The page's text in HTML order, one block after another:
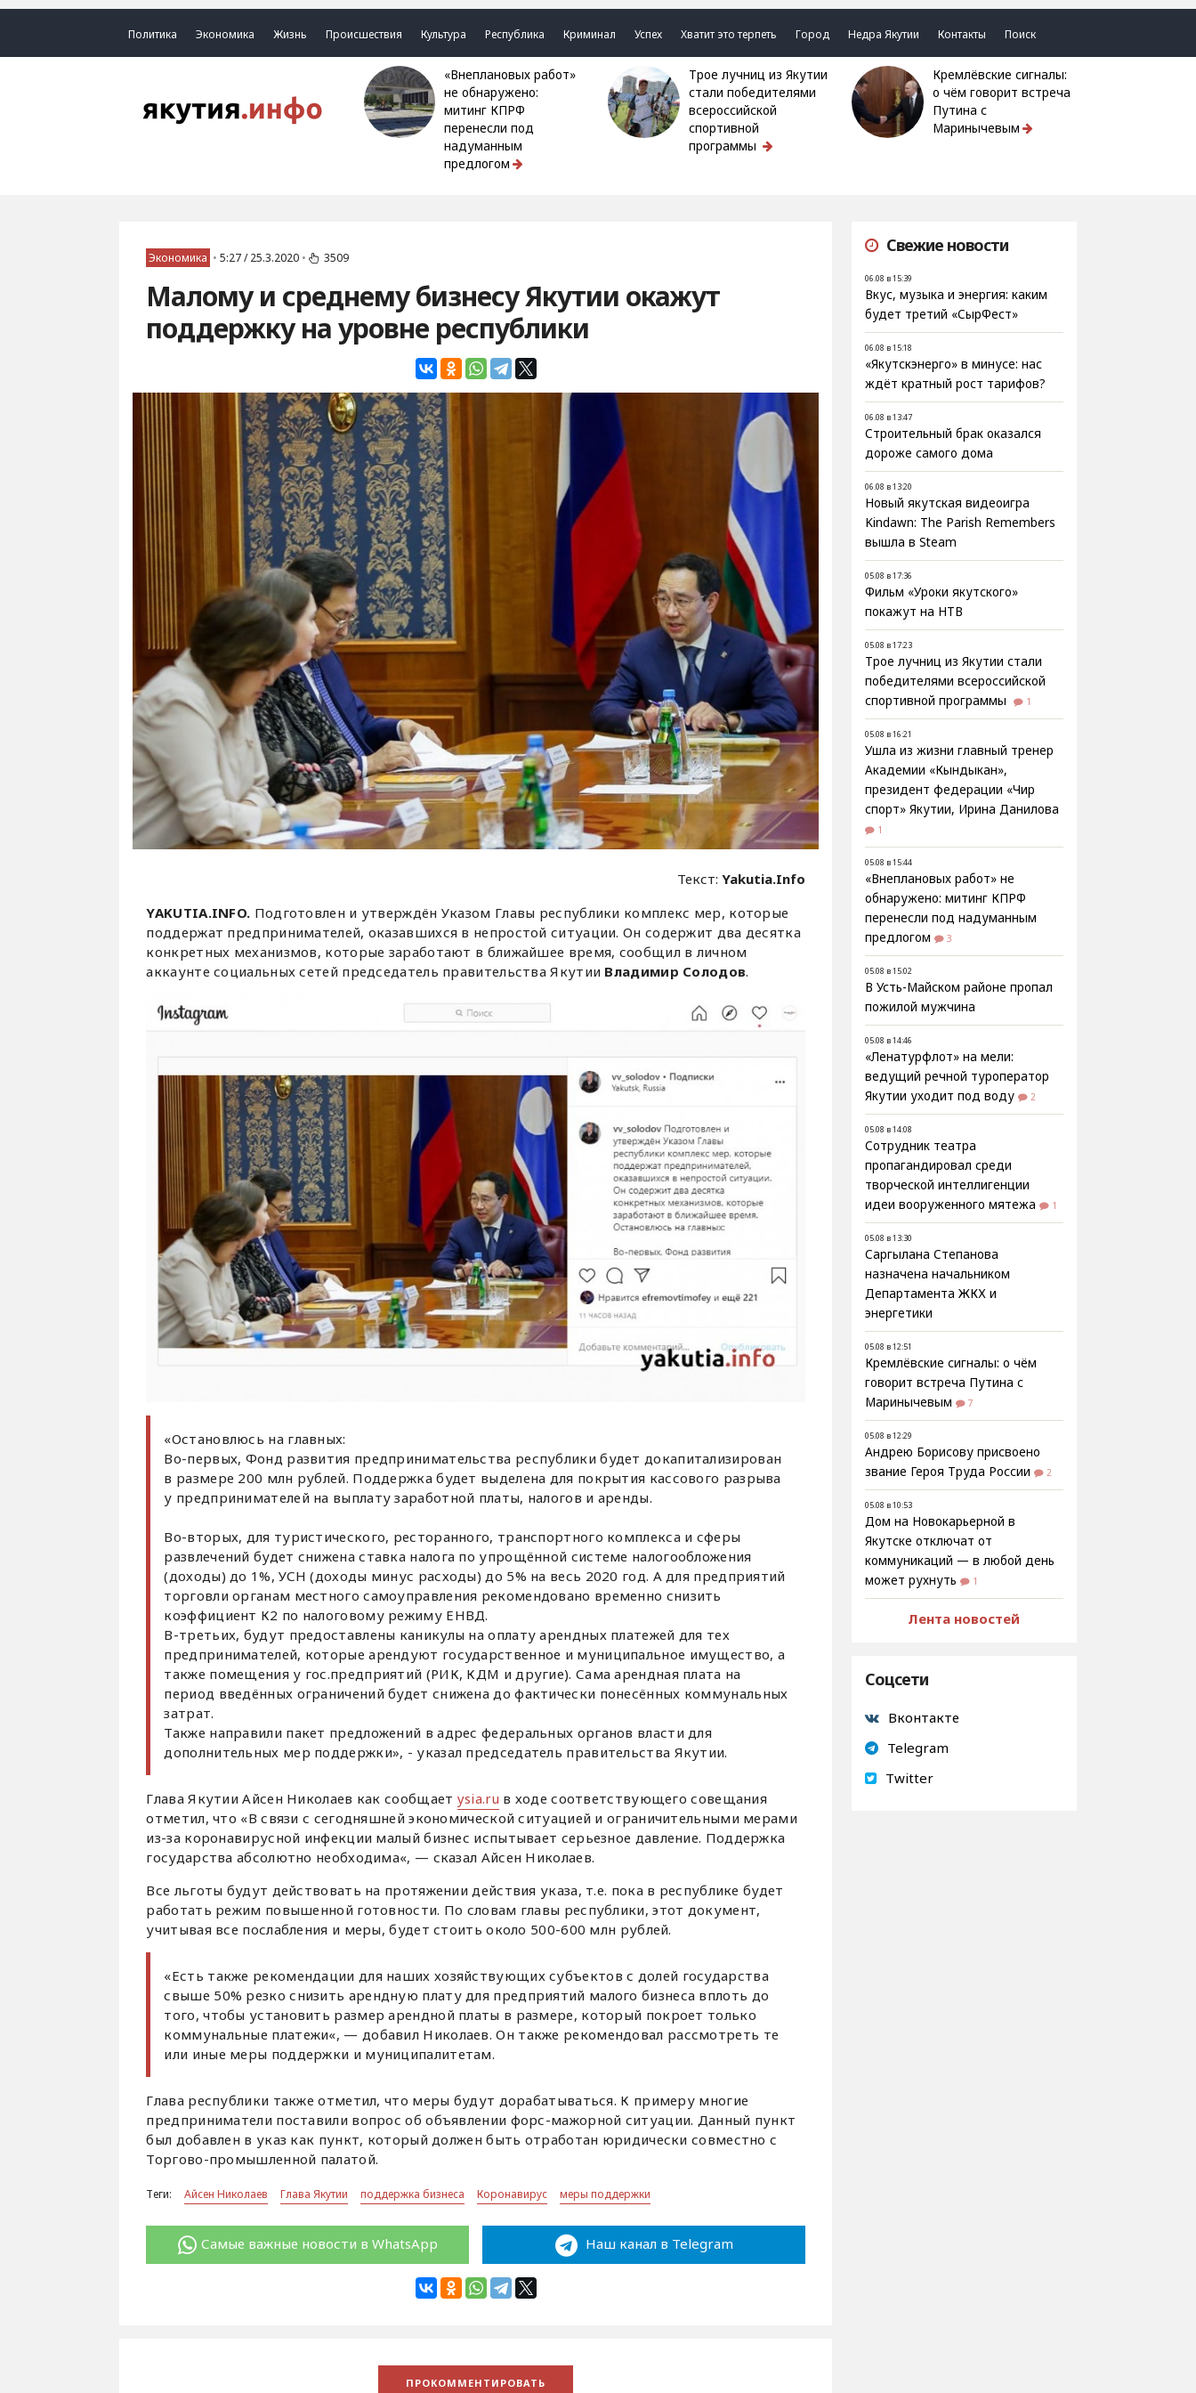
Политика Экономика Жизнь Происшествия Культура Республика Криминал Успех Хватит это терпеть Город Недра Якутии Контакты Поиск
«Внеплановых работ»
не обнаружено:
митинг КПРФ
перенесли под
надуманным
предлогом
Трое лучниц из Якутии
стали победителями
всероссийской
спортивной
программы
Кремлёвские сигналы:
о чём говорит встреча
Путина с
Маринычевым
Экономика • 5:27 / 25.3.2020 • 3509
Малому и среднему бизнесу Якутии окажут
поддержку на уровне республики
Текст:Yakutia.Info
YAKUTIA.INFO. Подготовлен и утверждён Указом Главы республики комплекс мер, которые
поддержат предпринимателей, оказавшихся в непростой ситуации. Он содержит два десятка
конкретных механизмов, которые заработают в ближайшее время, сообщил в личном
аккаунте социальных сетей председатель правительства Якутии Владимир Солодов.
«Остановлюсь на главных:
Во-первых, Фонд развития предпринимательства республики будет докапитализирован
в размере 200 млн рублей. Поддержка будет выделена для покрытия кассового разрыва
у предпринимателей на выплату заработной платы, налогов и аренды.
Во-вторых, для туристического, ресторанного, транспортного комплекса и сферы
развлечений будет снижена ставка налога по упрощённой системе налогообложения
(доходы) до 1%, УСН (доходы минус расходы) до 5% на весь 2020 год. А для предприятий
торговли органам местного самоуправления рекомендовано временно снизить
коэффициент К2 по налоговому режиму ЕНВД.
В-третьих, будут предоставлены каникулы на оплату арендных платежей для тех
предпринимателей, которые арендуют государственное и муниципальное имущество, а
также помещения у гос.предприятий (РИК, КДМ и другие). Сама арендная плата на
период введённых ограничений будет снижена до фактически понесённых коммунальных
затрат.
Также направили пакет предложений в адрес федеральных органов власти для
дополнительных мер поддержки», - указал председатель правительства Якутии.
Глава Якутии Айсен Николаев как сообщает ysia.ru в ходе соответствующего совещания
отметил, что «В связи с сегодняшней экономической ситуацией и ограничительными мерами
из-за коронавирусной инфекции малый бизнес испытывает серьезное давление. Поддержка
государства абсолютно необходима«, — сказал Айсен Николаев.
Все льготы будут действовать на протяжении действия указа, т.е. пока в республике будет
работать режим повышенной готовности. По словам главы республики, этот документ,
учитывая все послабления и меры, будет стоить около 500-600 млн рублей.
«Есть также рекомендации для наших хозяйствующих субъектов с долей государства
свыше 50% резко снизить арендную плату для предприятий малого бизнеса вплоть до
того, чтобы установить размер арендной платы в размере, который покроет только
коммунальные платежи«, — добавил Николаев. Он также рекомендовал рассмотреть те
или иные меры поддержки и муниципалитетам.
Глава республики также отметил, что меры будут дорабатываться. К примеру многие
предприниматели поставили вопрос об объявлении форс-мажорной ситуации. Данный пункт
был добавлен в указ как пункт, который должен быть отработан юридически совместно с
Торгово-промышленной палатой.
Теги: Айсен Николаев Глава Якутии поддержка бизнеса Коронавирус меры поддержки
Самые важные новости в WhatsApp Наш канал в Telegram
Свежие новости
06.08 в 15:39
Вкус, музыка и энергия: каким
будет третий «СырФест»
06.08 в 15:18
«Якутскэнерго» в минусе: нас
ждёт кратный рост тарифов?
06.08 в 13:47
Строительный брак оказался
дороже самого дома
06.08 в 13:20
Новый якутская видеоигра
Kindawn: The Parish Remembers
вышла в Steam
05.08 в 17:36
Фильм «Уроки якутского»
покажут на НТВ
05.08 в 17:23
Трое лучниц из Якутии стали
победителями всероссийской
спортивной программы
1
05.08 в 16:21
Ушла из жизни главный тренер
Академии «Кындыкан»,
президент федерации «Чир
спорт» Якутии, Ирина Данилова
1
05.08 в 15:44
«Внеплановых работ» не
обнаружено: митинг КПРФ
перенесли под надуманным
предлогом
3
05.08 в 15:02
В Усть-Майском районе пропал
пожилой мужчина
05.08 в 14:46
«Ленатурфлот» на мели:
ведущий речной туроператор
Якутии уходит под воду
2
05.08 в 14:08
Сотрудник театра
пропагандировал среди
творческой интеллигенции
идеи вооруженного мятежа
1
05.08 в 13:30
Саргылана Степанова
назначена начальником
Департамента ЖКХ и
энергетики
05.08 в 12:51
Кремлёвские сигналы: о чём
говорит встреча Путина с
Маринычевым
7
05.08 в 12:29
Андрею Борисову присвоено
звание Героя Труда России
2
05.08 в 10:53
Дом на Новокарьерной в
Якутске отключат от
коммуникаций — в любой день
может рухнуть
1
Лента новостей
Соцсети
Вконтакте
Telegram
Twitter